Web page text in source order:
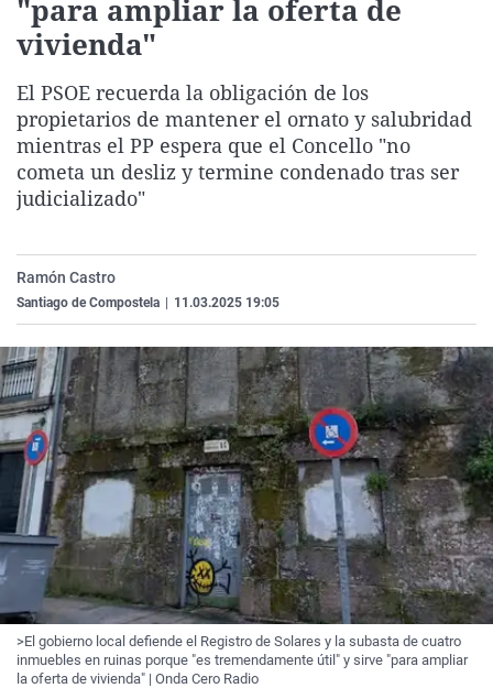
La rosa de los vientos
Como el perro y el
Caso
Equipo de
Operación Viuda
Extremadura
La Rioja
Navarra
País Vasco
Virales
Elecciones
"para ampliar la oferta de
vivienda"
El PSOE recuerda la obligación de los
propietarios de mantener el ornato y salubridad
mientras el PP espera que el Concello "no
cometa un desliz y termine condenado tras ser
judicializado"
Ramón Castro
Santiago de Compostela 11.03.2025 19:05
>El gobierno local defiende el Registro de Solares y la subasta de cuatro
inmuebles en ruinas porque "es tremendamente útil" y sirve "para ampliar
la oferta de vivienda" | Onda Cero Radio